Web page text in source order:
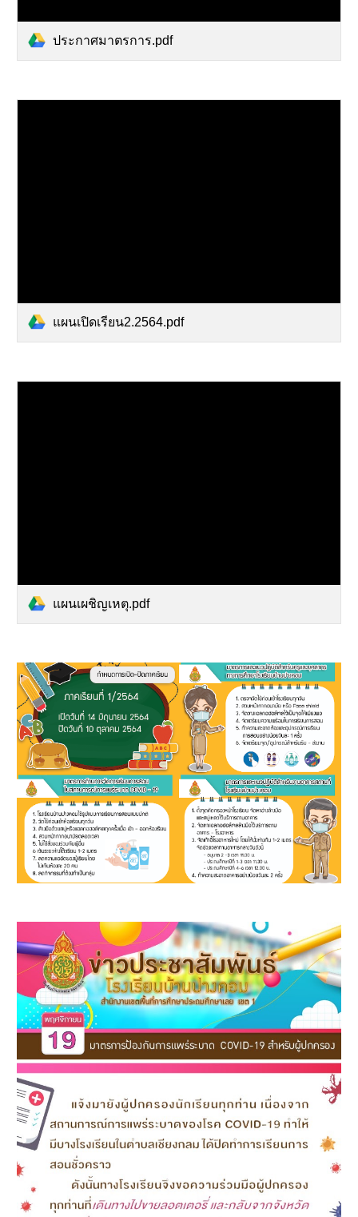
ประกาศมาตรการ.pdf
แผนเปิดเรียน2.2564.pdf
แผนเผชิญเหตุ.pdf